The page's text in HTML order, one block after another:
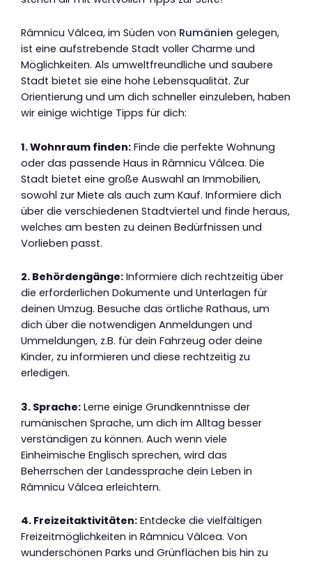
Râmnicu Vâlcea, im Süden von Rumänien gelegen,
ist eine aufstrebende Stadt voller Charme und
Möglichkeiten. Als umweltfreundliche und saubere
Stadt bietet sie eine hohe Lebensqualität. Zur
Orientierung und um dich schneller einzuleben, haben
wir einige wichtige Tipps für dich:
1. Wohnraum finden: Finde die perfekte Wohnung
oder das passende Haus in Râmnicu Vâlcea. Die
Stadt bietet eine große Auswahl an Immobilien,
sowohl zur Miete als auch zum Kauf. Informiere dich
über die verschiedenen Stadtviertel und finde heraus,
welches am besten zu deinen Bedürfnissen und
Vorlieben passt.
2. Behördengänge: Informiere dich rechtzeitig über
die erforderlichen Dokumente und Unterlagen für
deinen Umzug. Besuche das örtliche Rathaus, um
dich über die notwendigen Anmeldungen und
Ummeldungen, z.B. für dein Fahrzeug oder deine
Kinder, zu informieren und diese rechtzeitig zu
erledigen.
3. Sprache: Lerne einige Grundkenntnisse der
rumänischen Sprache, um dich im Alltag besser
verständigen zu können. Auch wenn viele
Einheimische Englisch sprechen, wird das
Beherrschen der Landessprache dein Leben in
Râmnicu Vâlcea erleichtern.
4. Freizeitaktivitäten: Entdecke die vielfältigen
Freizeitmöglichkeiten in Râmnicu Vâlcea. Von
wunderschönen Parks und Grünflächen bis hin zu